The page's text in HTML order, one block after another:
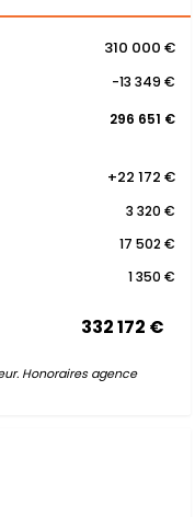
310 000 €
-13 349 €
296 651 €
+22 172 €
3 320 €
17 502 €
1 350 €
332 172 €
Honoraires agence